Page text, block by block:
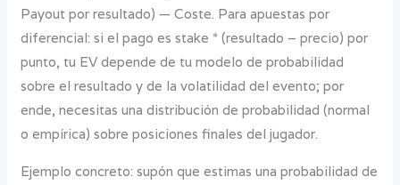
Payout por resultado) — Coste. Para apuestas por
diferencial: si el pago es stake * (resultado – precio) por
punto, tu EV depende de tu modelo de probabilidad
sobre el resultado y de la volatilidad del evento; por
ende, necesitas una distribución de probabilidad (normal
o empírica) sobre posiciones finales del jugador.
Ejemplo concreto: supón que estimas una probabilidad de